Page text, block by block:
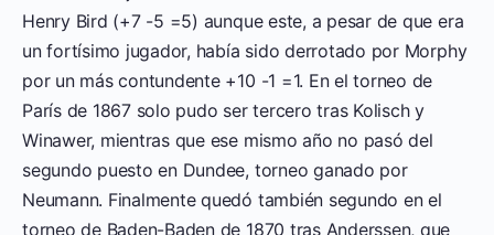
Henry Bird (+7 -5 =5) aunque este, a pesar de que era
un fortísimo jugador, había sido derrotado por Morphy
por un más contundente +10 -1 =1. En el torneo de
París de 1867 solo pudo ser tercero tras Kolisch y
Winawer, mientras que ese mismo año no pasó del
segundo puesto en Dundee, torneo ganado por
Neumann. Finalmente quedó también segundo en el
torneo de Baden-Baden de 1870 tras Anderssen, que